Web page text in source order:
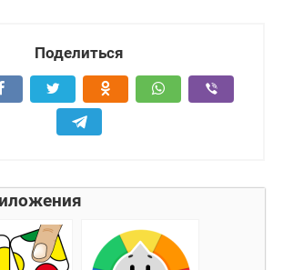
Поделиться